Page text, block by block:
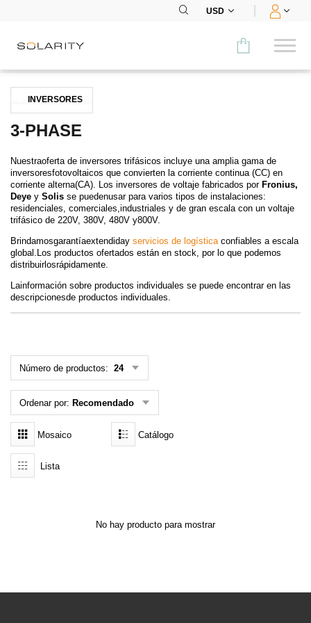
USD
CATEGORÍA
Inversores
Baterías
Accesorios
CONTACTOS
Menú cliente
Iniciar sesión
Olvidé mi contraseña
INVERSORES
3-PHASE
Nuestraoferta de inversores trifásicos incluye una amplia gama de
inversoresfotovoltaicos que convierten la corriente continua (CC) en
corriente alterna(CA). Los inversores de voltaje fabricados por Fronius,
Deye y Solis se puedenusar para varios tipos de instalaciones:
residenciales, comerciales,industriales y de gran escala con un voltaje
trifásico de 220V, 380V, 480V y800V.
Brindamosgarantíaextendiday servicios de logísticaconfiables a escala
global.Los productos ofertados están en stock, por lo que podemos
distribuirlosrápidamente.
Lainformación sobre productos individuales se puede encontrar en las
descripcionesde productos individuales.
Número de productos: 24
Ordenar por: Recomendado
Mosaico Catálogo
Lista
No hay producto para mostrar